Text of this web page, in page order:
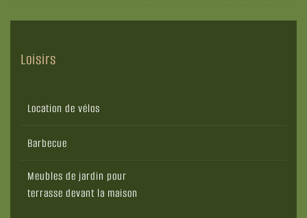
Loisirs
Location de vélos
Barbecue
Meubles de jardin pour
terrasse devant la maison